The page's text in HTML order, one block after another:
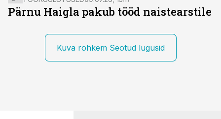
Pärnu Haigla pakub tööd naistearstile
Kuva rohkem Seotud lugusid